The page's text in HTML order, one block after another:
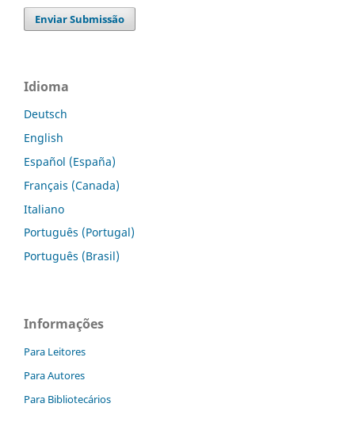
Enviar Submissão
Idioma
Deutsch
English
Español (España)
Français (Canada)
Italiano
Português (Portugal)
Português (Brasil)
Informações
Para Leitores
Para Autores
Para Bibliotecários